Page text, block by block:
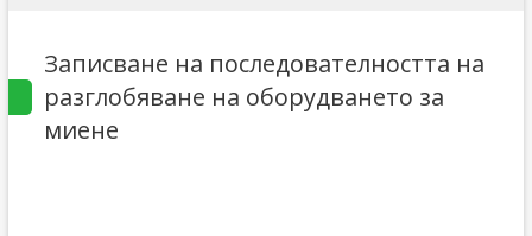
Записване на последователността на
разглобяване на оборудването за
миене